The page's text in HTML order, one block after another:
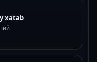
xatab